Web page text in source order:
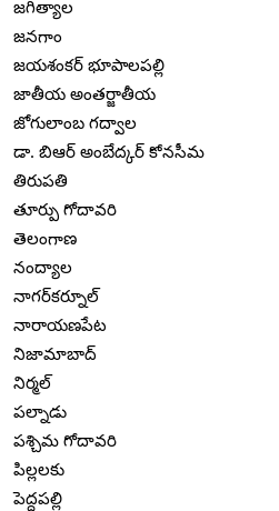
జగిత్యాల
జనగాం
జయశంకర్ భూపాలపల్లి
జాతీయ అంతర్జాతీయ
జోగులాంబ గద్వాల
డా. బిఆర్ అంబేద్కర్ కోనసీమ
తిరుపతి
తూర్పు గోదావరి
తెలంగాణ
నంద్యాల
నాగర్‌కర్నూల్
నారాయణపేట
నిజామాబాద్
నిర్మల్
పల్నాడు
పశ్చిమ గోదావరి
పిల్లలకు
పెద్దపల్లి